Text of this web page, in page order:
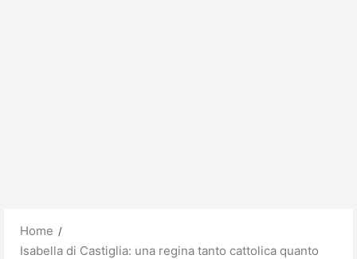
Home
Isabella di Castiglia: una regina tanto cattolica quanto